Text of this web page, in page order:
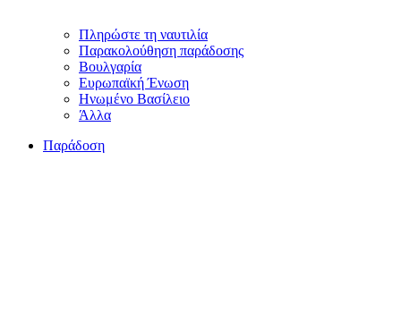
Πληρώστε τη ναυτιλία
Παρακολούθηση παράδοσης
Βουλγαρία
Ευρωπαϊκή Ένωση
Ηνωμένο Βασίλειο
Άλλα
Παράδοση